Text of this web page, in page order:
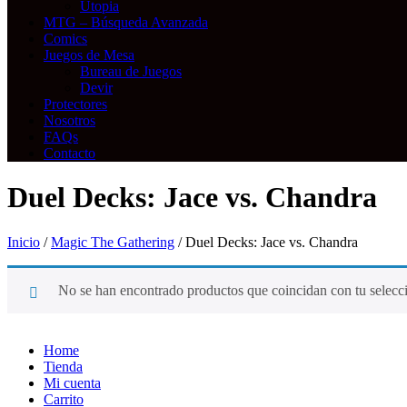
Utopia
MTG – Búsqueda Avanzada
Comics
Juegos de Mesa
Bureau de Juegos
Devir
Protectores
Nosotros
FAQs
Contacto
Duel Decks: Jace vs. Chandra
Inicio /Magic The Gathering / Duel Decks: Jace vs. Chandra
No se han encontrado productos que coincidan con tu
Home
Tienda
Mi cuenta
Carrito